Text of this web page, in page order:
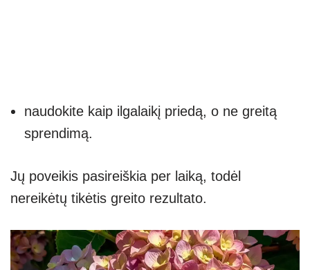
naudokite kaip ilgalaikį priedą, o ne greitą
sprendimą.
Jų poveikis pasireiškia per laiką, todėl
nereikėtų tikėtis greito rezultato.